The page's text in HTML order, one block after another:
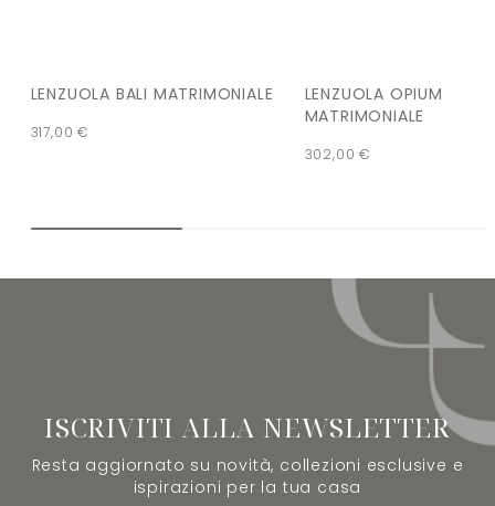
LENZUOLA BALI MATRIMONIALE
317,00€
LENZUOLA OPIUM
MATRIMONIALE
302,00€
ISCRIVITI ALLA NEWSLETTER
Resta aggiornato su novità, collezioni esclusive e
ispirazioni per la tua casa